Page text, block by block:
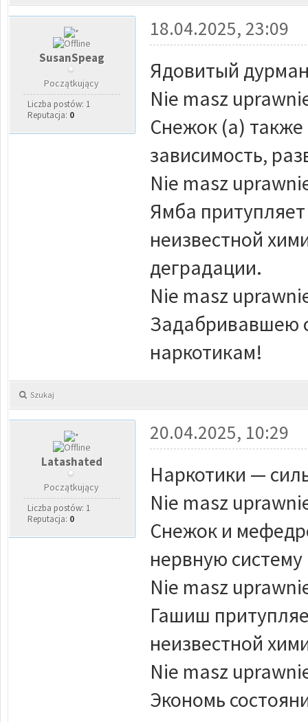
SusanSpeag
Początkujący
Liczba postów: 1
Reputacja: 0
18.04.2025, 23:09
Ядовитый
Nie masz
Снежок (а)
зависимость,
Nie masz
Ямба
неизвестной
деградации.
Nie masz
Задабривавшею
наркотикам!
Szukaj
Latashated
Początkujący
Liczba postów: 1
Reputacja: 0
20.04.2025, 10:29
Наркотики —
Nie masz
Снежок и
нервную
Nie masz
Гашиш
неизвестной
Nie masz
Экономь